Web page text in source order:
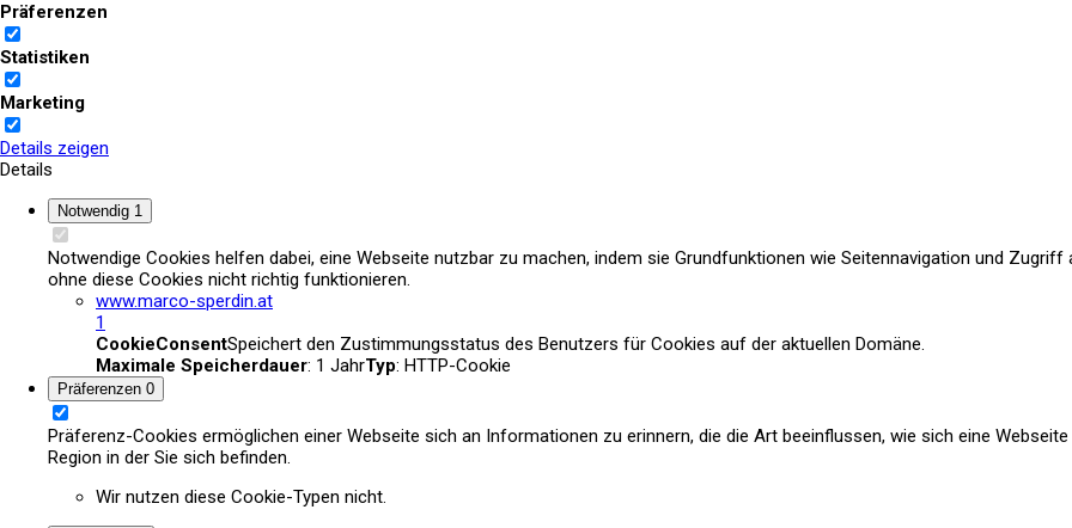
Präferenzen
Statistiken
Marketing
Details zeigen
Details
Notwendig 1
Notwendige Cookies helfen dabei, eine Webseite nutzbar zu machen, indem sie Grundfunktionen wie Seitennavigation und
ohne diese Cookies nicht richtig funktionieren.
www.marco-sperdin.at
1
CookieConsentSpeichert den Zustimmungsstatus des Benutzers für Cookies auf der aktuellen Domäne.
Maximale Speicherdauer: 1 JahrTyp: HTTP-Cookie
Präferenzen 0
Präferenz-Cookies ermöglichen einer Webseite sich an Informationen zu erinnern, die die Art beeinflussen, wie sich eine
Region in der Sie sich befinden.
Wir nutzen diese Cookie-Typen nicht.